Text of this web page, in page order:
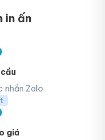
in ấn
nhắn Zalo
giá